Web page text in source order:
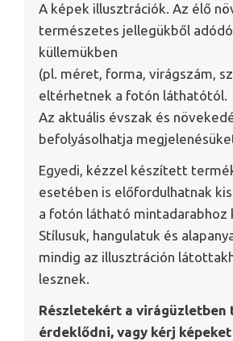
A képek illusztrációk. Az élő
természetes jellegükből
küllemükben
(pl. méret, forma, virágszám,
eltérhetnek a fotón láthatótól.
Az aktuális évszak és
befolyásolhatja
Egyedi, kézzel készített
esetében is előfordulhatnak
a fotón látható mintadarabhoz
Stílusuk, hangulatuk és
mindig az illusztráción
lesznek.
Részletekért a virágüzletben
érdeklődni, vagy kérj